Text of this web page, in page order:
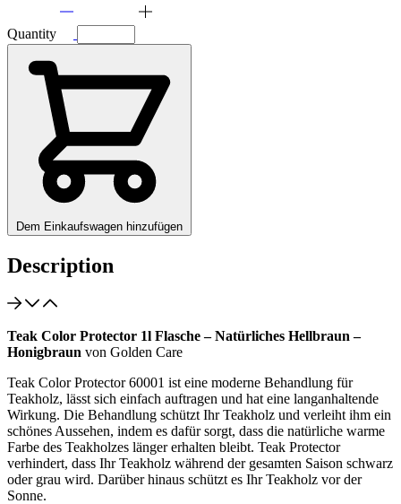
Quantity
Dem Einkaufswagen hinzufügen
Description
Teak Color Protector 1l Flasche – Natürliches Hellbraun –
Honigbraun von Golden Care
Teak Color Protector 60001 ist eine moderne Behandlung für
Teakholz, lässt sich einfach auftragen und hat eine langanhaltende
Wirkung. Die Behandlung schützt Ihr Teakholz und verleiht ihm ein
schönes Aussehen, indem es dafür sorgt, dass die natürliche warme
Farbe des Teakholzes länger erhalten bleibt. Teak Protector
verhindert, dass Ihr Teakholz während der gesamten Saison schwarz
oder grau wird. Darüber hinaus schützt es Ihr Teakholz vor der
Sonne.